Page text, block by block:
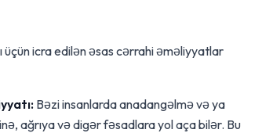
üçün icra edilən əsas cərrahi əməliyyatlar
Bəzi insanlarda anadangəlmə və ya
ağrıya və digər fəsadlara yol aça bilər. Bu